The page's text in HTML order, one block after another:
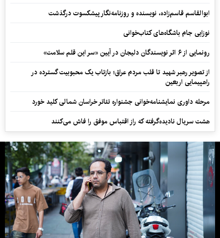
ابوالقاسم قاسم‌زاده، نویسنده و روزنامه‌نگار پیشکسوت درگذشت
نوزایی جام باشگاه‌های کتاب‌خوانی
رونمایی از ۶ اثر نویسندگان دلیجان در آیین «سر این قلم سلامت»
از تصویر رهبر شهید تا قلب مردم عراق؛ بازتاب یک محبوبیت گسترده در
راهپیمایی اربعین
مرحله داوری نمایشنامه‌خوانی جشنواره تئاتر خراسان شمالی کلید خورد
هشت سریال نادیده‌گرفته که راز اقتباس موفق را فاش می‌کنند